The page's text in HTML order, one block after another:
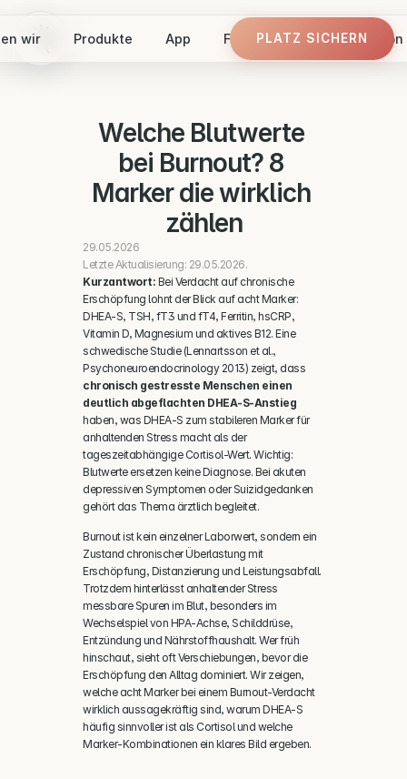
wir Produkte App Finde dein Panel Vision
PLATZ SICHERN
Welche Blutwerte
bei Burnout? 8
Marker die wirklich
zählen
29.05.2026
Letzte Aktualisierung: 29.05.2026.
Kurzantwort: Bei Verdacht auf chronische
Erschöpfung lohnt der Blick auf acht Marker:
DHEA-S, TSH, fT3 und fT4, Ferritin, hsCRP,
Vitamin D, Magnesium und aktives B12. Eine
schwedische Studie (Lennartsson et al.,
chronisch gestresste Menschen einen
deutlich abgeflachten DHEA-S-Anstieg
haben, was DHEA-S zum stabileren Marker für
anhaltenden Stress macht als der
tageszeitabhängige Cortisol-Wert. Wichtig:
Blutwerte ersetzen keine Diagnose. Bei akuten
depressiven Symptomen oder Suizidgedanken
gehört das Thema ärztlich begleitet.
Burnout ist kein einzelner Laborwert, sondern ein
Zustand chronischer Überlastung mit
Erschöpfung, Distanzierung und Leistungsabfall.
Trotzdem hinterlässt anhaltender Stress
messbare Spuren im Blut, besonders im
Wechselspiel von HPA-Achse, Schilddrüse,
Entzündung und Nährstoffhaushalt. Wer früh
hinschaut, sieht oft Verschiebungen, bevor die
Erschöpfung den Alltag dominiert. Wir zeigen,
welche acht Marker bei einem Burnout-Verdacht
wirklich aussagekräftig sind, warum DHEA-S
häufig sinnvoller ist als Cortisol und welche
Marker-Kombinationen ein klares Bild ergeben.